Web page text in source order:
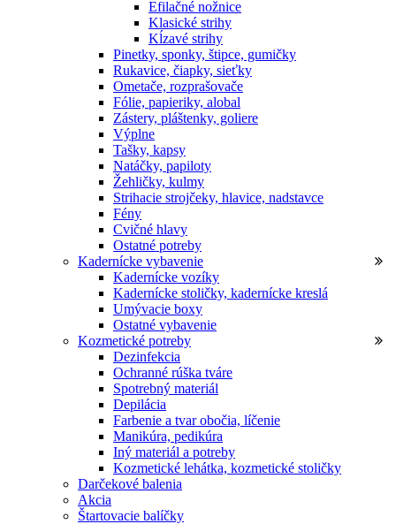
Efilačné nožnice
Klasické strihy
Kĺzavé strihy
Pinetky, sponky, štipce, gumičky
Rukavice, čiapky, sieťky
Ometače, rozprašovače
Fólie, papieriky, alobal
Zástery, pláštenky, goliere
Výplne
Tašky, kapsy
Natáčky, papiloty
Žehličky, kulmy
Strihacie strojčeky, hlavice, nadstavce
Fény
Cvičné hlavy
Ostatné potreby
Kadernícke vybavenie
Kadernícke vozíky
Kadernícke stoličky, kadernícke kreslá
Umývacie boxy
Ostatné vybavenie
Kozmetické potreby
Dezinfekcia
Ochranné rúška tváre
Spotrebný materiál
Depilácia
Farbenie a tvar obočia, líčenie
Manikúra, pedikúra
Iný materiál a potreby
Kozmetické lehátka, kozmetické stoličky
Darčekové balenia
Akcia
Štartovacie balíčky